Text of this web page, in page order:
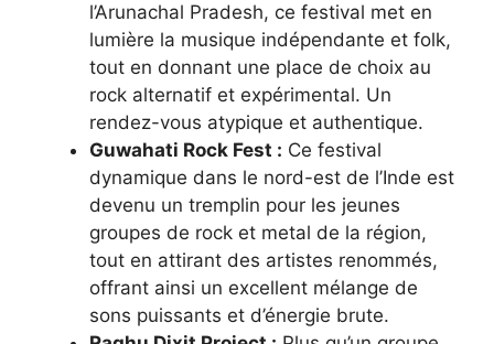
l’Arunachal Pradesh, ce festival met en
lumière la musique indépendante et folk,
tout en donnant une place de choix au
rock alternatif et expérimental. Un
rendez-vous atypique et authentique.
Guwahati Rock Fest : Ce festival
dynamique dans le nord-est de l’Inde est
devenu un tremplin pour les jeunes
groupes de rock et metal de la région,
tout en attirant des artistes renommés,
offrant ainsi un excellent mélange de
sons puissants et d’énergie brute.